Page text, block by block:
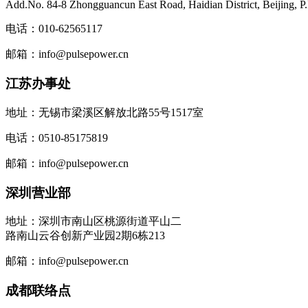
Add.No. 84-8 Zhongguancun East Road, Haidian District, Beijing,
电话：010-62565117
邮箱：info@pulsepower.cn
江苏办事处
地址：无锡市梁溪区解放北路55号1517室
电话：0510-85175819
邮箱：info@pulsepower.cn
深圳营业部
地址：深圳市南山区桃源街道平山二
路南山云谷创新产业园2期6栋213
邮箱：info@pulsepower.cn
成都联络点